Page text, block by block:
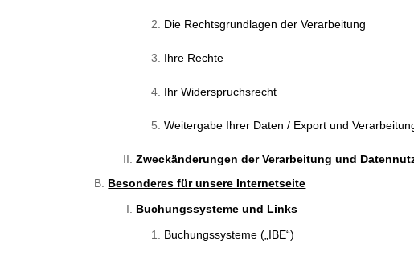
Die Rechtsgrundlagen der Verarbeitung
Ihre Rechte
Ihr Widerspruchsrecht
Weitergabe Ihrer Daten / Export und
Zweckänderungen der Verarbeitung und
Besonderes für unsere Internetseite
Buchungssysteme und Links
Buchungssysteme („IBE“)